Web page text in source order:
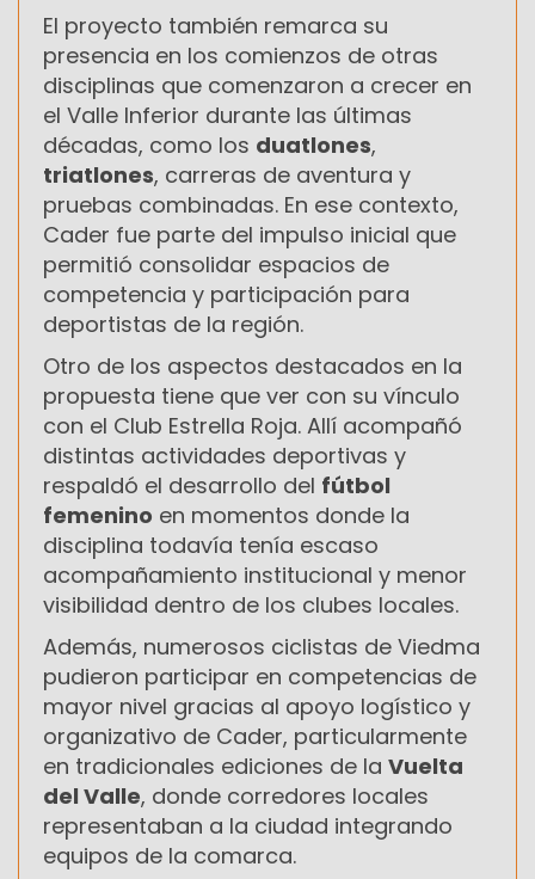
El proyecto también remarca su
presencia en los comienzos de otras
disciplinas que comenzaron a crecer en
el Valle Inferior durante las últimas
décadas, como los duatlones,
triatlones, carreras de aventura y
pruebas combinadas. En ese contexto,
Cader fue parte del impulso inicial que
permitió consolidar espacios de
competencia y participación para
deportistas de la región.
Otro de los aspectos destacados en la
propuesta tiene que ver con su vínculo
con el Club Estrella Roja. Allí acompañó
distintas actividades deportivas y
respaldó el desarrollo del fútbol
femenino en momentos donde la
disciplina todavía tenía escaso
acompañamiento institucional y menor
visibilidad dentro de los clubes locales.
Además, numerosos ciclistas de Viedma
pudieron participar en competencias de
mayor nivel gracias al apoyo logístico y
organizativo de Cader, particularmente
en tradicionales ediciones de la Vuelta
del Valle, donde corredores locales
representaban a la ciudad integrando
equipos de la comarca.